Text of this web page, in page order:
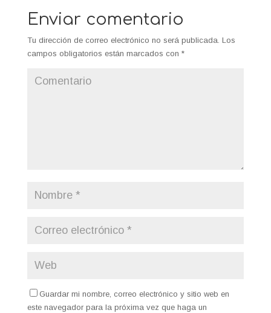
Enviar comentario
Tu dirección de correo electrónico no será publicada. Los
campos obligatorios están marcados con *
Guardar mi nombre, correo electrónico y sitio web en
este navegador para la próxima vez que haga un